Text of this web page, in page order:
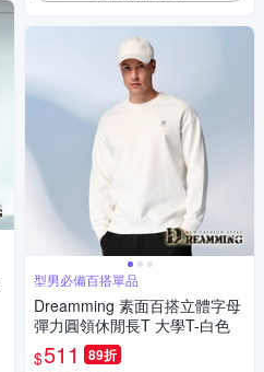
型男必備百搭單品
Dreamming 素面百搭立體字母
彈力圓領休閒長T 大學T-白色
$511 89折